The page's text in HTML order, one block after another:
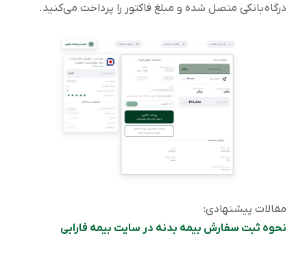
درگاه بانکی متصل شده و مبلغ فاکتور را پرداخت می‌کنید.
مقالات پیشنهادی:
نحوه ثبت سفارش بیمه بدنه در سایت بیمه فارابی